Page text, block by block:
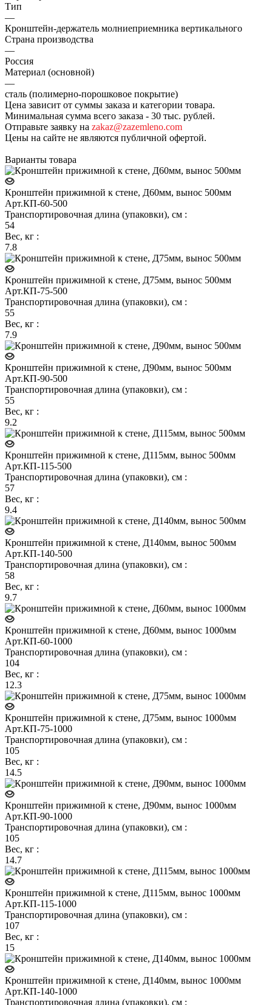
Тип
—
Кронштейн-держатель молниеприемника вертикального
Страна производства
—
Россия
Материал (основной)
—
сталь (полимерно-порошковое покрытие)
Цена зависит от суммы заказа и категории товара.
Минимальная сумма всего заказа - 30 тыс. рублей.
Отправьте заявку на zakaz@zazemleno.com
Цены на сайте не являются публичной офертой.
Варианты товара
Кронштейн прижимной к стене, Д60мм, вынос 500мм
Арт.КП-60-500
Транспортировочная длина (упаковки), см :
54
Вес, кг :
7.8
Кронштейн прижимной к стене, Д75мм, вынос 500мм
Арт.КП-75-500
Транспортировочная длина (упаковки), см :
55
Вес, кг :
7.9
Кронштейн прижимной к стене, Д90мм, вынос 500мм
Арт.КП-90-500
Транспортировочная длина (упаковки), см :
55
Вес, кг :
9.2
Кронштейн прижимной к стене, Д115мм, вынос 500мм
Арт.КП-115-500
Транспортировочная длина (упаковки), см :
57
Вес, кг :
9.4
Кронштейн прижимной к стене, Д140мм, вынос 500мм
Арт.КП-140-500
Транспортировочная длина (упаковки), см :
58
Вес, кг :
9.7
Кронштейн прижимной к стене, Д60мм, вынос 1000мм
Арт.КП-60-1000
Транспортировочная длина (упаковки), см :
104
Вес, кг :
12.3
Кронштейн прижимной к стене, Д75мм, вынос 1000мм
Арт.КП-75-1000
Транспортировочная длина (упаковки), см :
105
Вес, кг :
14.5
Кронштейн прижимной к стене, Д90мм, вынос 1000мм
Арт.КП-90-1000
Транспортировочная длина (упаковки), см :
105
Вес, кг :
14.7
Кронштейн прижимной к стене, Д115мм, вынос 1000мм
Арт.КП-115-1000
Транспортировочная длина (упаковки), см :
107
Вес, кг :
15
Кронштейн прижимной к стене, Д140мм, вынос 1000мм
Арт.КП-140-1000
Транспортировочная длина (упаковки), см :